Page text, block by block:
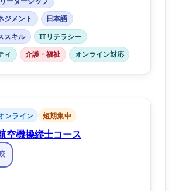
ジメント
日本語
スキル
ITリテラシー
ィ
介護・福祉 オンライン対応
ンライン 短期集中
空機操縦士コース